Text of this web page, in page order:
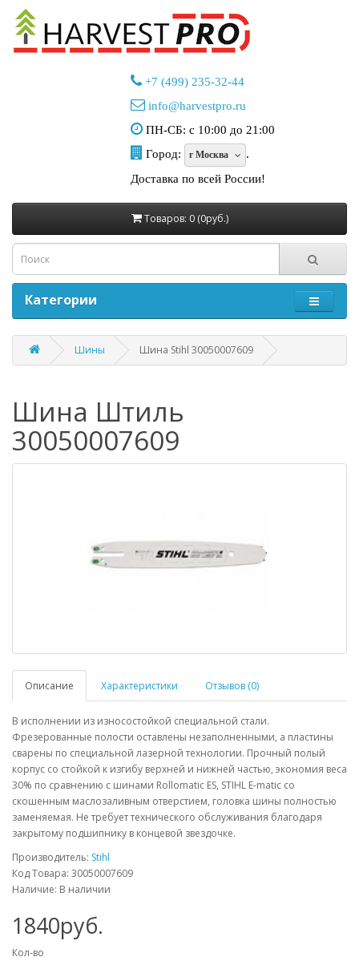
+7 (499) 235-32-44
info@harvestpro.ru
ПН-СБ: с 10:00 до 21:00
Город:
г Москва
.
Доставка по всей России!
Товаров: 0 (0руб.)
Категории
Шины Шина Stihl 30050007609
Шина Штиль
30050007609
Описание Характеристики Отзывов (0)
В исполнении из износостойкой специальной стали.
Фрезерованные полости оставлены незаполненными, а пластины
сварены по специальной лазерной технологии. Прочный полый
корпус со стойкой к изгибу верхней и нижней частью, экономия веса
30% по сравнению с шинами Rollomatic ES, STIHL E-matic со
скошенным маслозаливным отверстием, головка шины полностью
заменяемая. Не требует технического обслуживания благодаря
закрытому подшипнику в концевой звездочке.
Производитель: Stihl
Код Товара: 30050007609
Наличие: В наличии
1840руб.
Кол-во